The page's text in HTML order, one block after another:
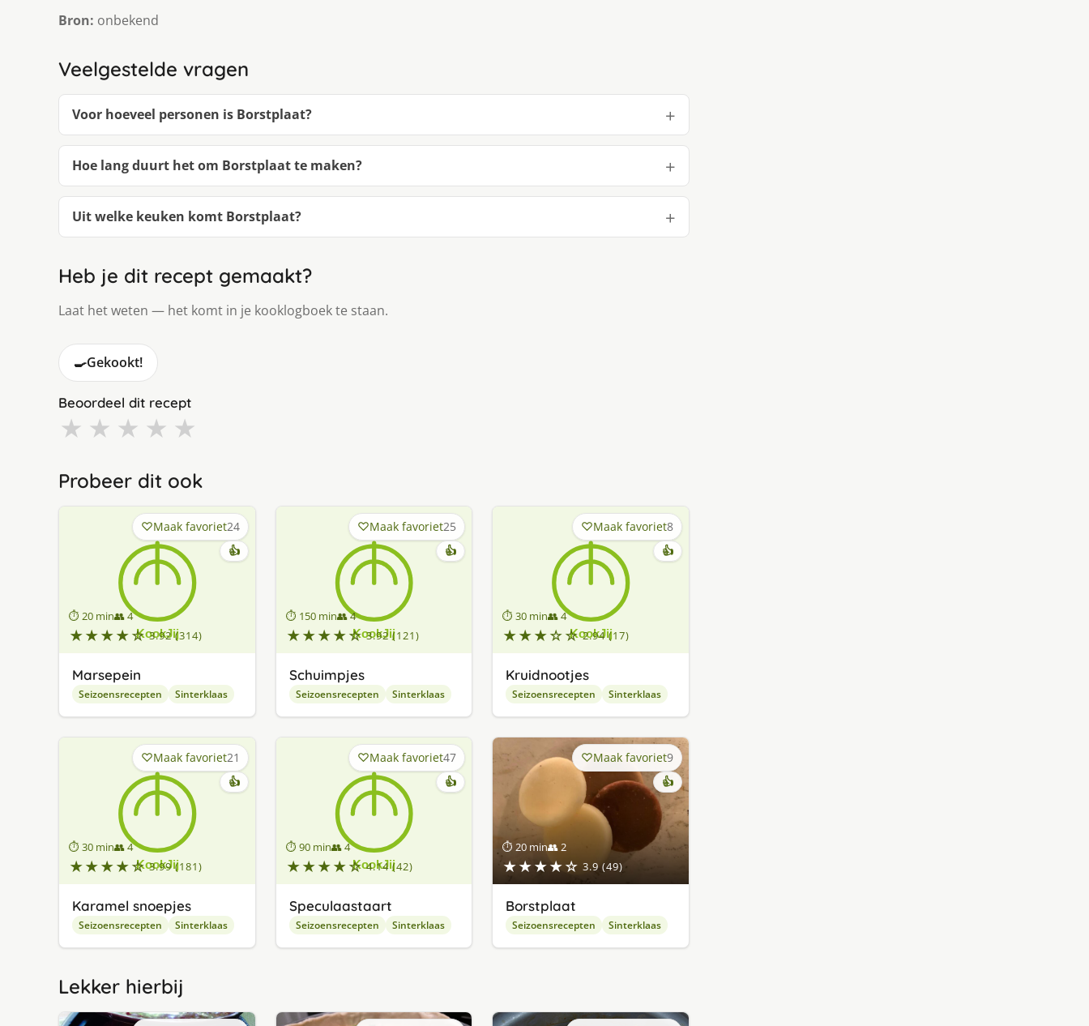
Bron: onbekend
Veelgestelde vragen
Voor hoeveel personen is Borstplaat?
Hoe lang duurt het om Borstplaat te maken?
Uit welke keuken komt Borstplaat?
Heb je dit recept gemaakt?
Laat het weten — het komt in je kooklogboek te staan.
🍳Gekookt!
Beoordeel dit recept
★ ★ ★ ★ ★
Probeer dit ook
⏱ 20 min👥 4
★★★★☆ 3.92 (314)
Maak favoriet24
👍
Marsepein
Seizoensrecepten Sinterklaas
⏱ 150 min👥 4
★★★★☆ 3.92 (121)
Maak favoriet25
👍
Schuimpjes
Seizoensrecepten Sinterklaas
⏱ 30 min👥 4
★★★☆☆ 2.94 (17)
Maak favoriet8
👍
Kruidnootjes
Seizoensrecepten Sinterklaas
⏱ 30 min👥 4
★★★★☆ 3.99 (181)
Maak favoriet21
👍
Karamel snoepjes
Seizoensrecepten Sinterklaas
⏱ 90 min👥 4
★★★★☆ 4.14 (42)
Maak favoriet47
👍
Speculaastaart
Seizoensrecepten Sinterklaas
⏱ 20 min👥 2
★★★★☆ 3.9 (49)
Maak favoriet9
👍
Borstplaat
Seizoensrecepten Sinterklaas
Lekker hierbij